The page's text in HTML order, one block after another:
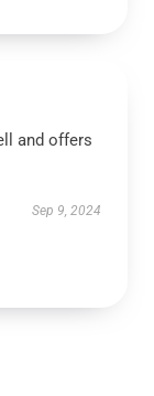
and offers
Sep 9, 2024